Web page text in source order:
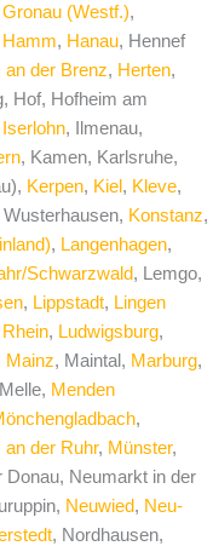
Gronau (Westf.),
Hamm, Hanau, Hennef
an der Brenz, Herten,
Hof, Hofheim am
Iserlohn, Ilmenau,
, Kamen, Karlsruhe,
Kerpen, Kiel , Kleve,
Konstanz,
, Langenhagen,
Schwarzwald, Lemgo,
, Lippstadt, Lingen
, Ludwigsburg,
Mainz, Maintal, Marburg,
Menden
,
an der Ruhr, Münster,
Donau, Neumarkt in der
Neuwied, Neu-
, Nordhausen,